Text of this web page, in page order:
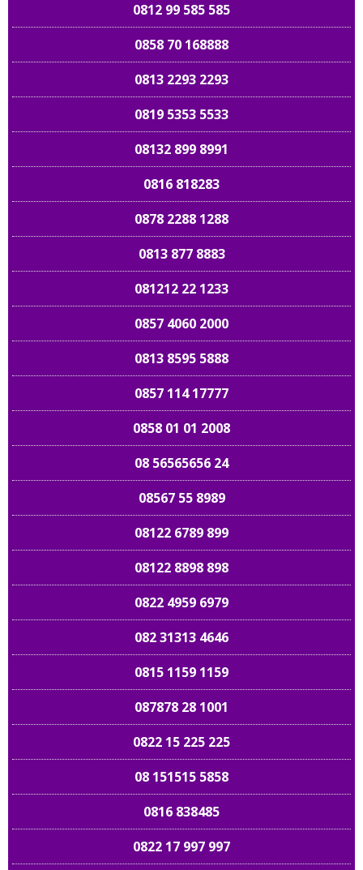
0812 99 585 585
0858 70 168888
0813 2293 2293
0819 5353 5533
08132 899 8991
0816 818283
0878 2288 1288
0813 877 8883
081212 22 1233
0857 4060 2000
0813 8595 5888
0857 114 17777
0858 01 01 2008
08 56565656 24
08567 55 8989
08122 6789 899
08122 8898 898
0822 4959 6979
082 31313 4646
0815 1159 1159
087878 28 1001
0822 15 225 225
08 151515 5858
0816 838485
0822 17 997 997